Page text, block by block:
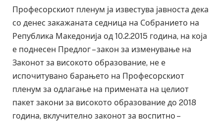
Професорскиот пленум ја известува јавноста дека
со денес закажаната седница на Собранието на
Република Македонија од 10.2.2015 година, на која
е поднесен Предлог – закон за изменување на
Законот за високото образование, не е
испочитувано барањето на Професорскиот
пленум за одлагање на примената на целиот
пакет закони за високото образование до 2018
година, вклучително законот за воспитно –